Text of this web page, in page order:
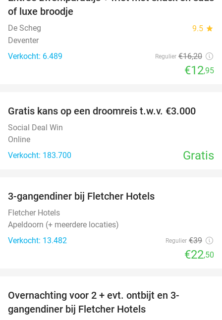
of luxe broodje
De Scheg 9.5 star
Deventer
Verkocht: 6.489
Regulier €16,20
€12,95
Gratis kans op een droomreis t.w.v. €3.000
Social Deal Win
Online
Verkocht: 183.700
Gratis
3-gangendiner bij Fletcher Hotels
Fletcher Hotels
Apeldoorn (+ meerdere locaties)
Verkocht: 13.482
Regulier €39
€22,50
Overnachting voor 2 + evt. ontbijt en 3-
gangendiner bij Fletcher Hotels